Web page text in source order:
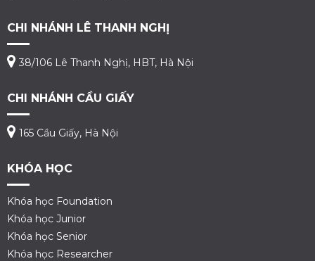
CHI NHÁNH LÊ THANH NGHỊ
38/106 Lê Thanh Nghị, HBT, Hà Nội
CHI NHÁNH CẦU GIẤY
165 Cầu Giấy, Hà Nội
KHÓA HỌC
Khóa học Foundation
Khóa học Junior
Khóa học Senior
Khóa học Researcher